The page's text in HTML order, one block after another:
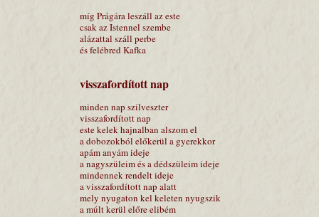
míg Prágára leszáll az este
csak az Istennel szembe
alázattal száll perbe
és felébred Kafka
visszafordított nap
minden nap szilveszter
visszafordított nap
este kelek hajnalban alszom el
a dobozokból előkerül a gyerekkor
apám anyám ideje
a nagyszüleim és a dédszüleim ideje
mindennek rendelt ideje
a visszafordított nap alatt
mely nyugaton kel keleten nyugszik
a múlt kerül előre elibém